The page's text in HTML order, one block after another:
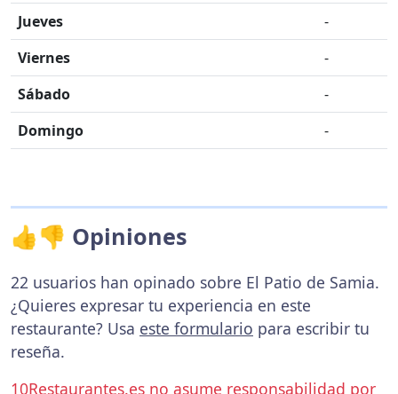
Jueves
-
Viernes
-
Sábado
-
Domingo
-
👍👎 Opiniones
22 usuarios han opinado sobre El Patio de Samia.
¿Quieres expresar tu experiencia en este
restaurante? Usa este formulario para escribir tu
reseña.
10Restaurantes.es no asume responsabilidad por